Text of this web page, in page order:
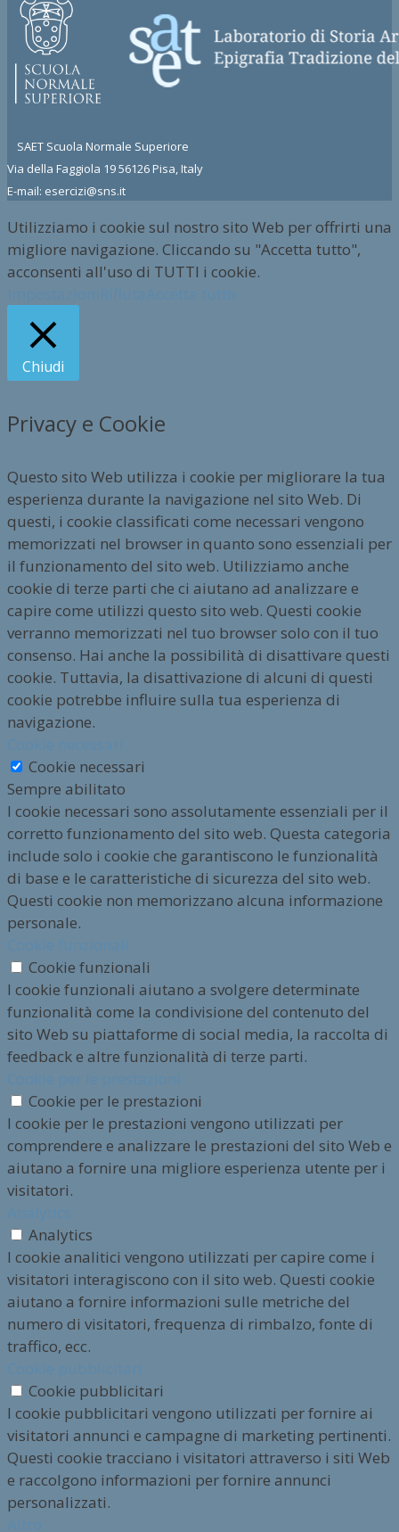
SAET Scuola Normale Superiore
Via della Faggiola 19 56126 Pisa, Italy
E-mail: esercizi@sns.it
Utilizziamo i cookie sul nostro sito Web per offrirti una
migliore navigazione. Cliccando su "Accetta tutto",
acconsenti all'uso di TUTTI i cookie.
Chiudi
Privacy e Cookie
Questo sito Web utilizza i cookie per migliorare la tua
esperienza durante la navigazione nel sito Web. Di
questi, i cookie classificati come necessari vengono
memorizzati nel browser in quanto sono essenziali per
il funzionamento del sito web. Utilizziamo anche
cookie di terze parti che ci aiutano ad analizzare e
capire come utilizzi questo sito web. Questi cookie
verranno memorizzati nel tuo browser solo con il tuo
consenso. Hai anche la possibilità di disattivare questi
cookie. Tuttavia, la disattivazione di alcuni di questi
cookie potrebbe influire sulla tua esperienza di
navigazione.
Cookie necessari
Sempre abilitato
I cookie necessari sono assolutamente essenziali per il
corretto funzionamento del sito web. Questa categoria
include solo i cookie che garantiscono le funzionalità
di base e le caratteristiche di sicurezza del sito web.
Questi cookie non memorizzano alcuna informazione
personale.
Cookie funzionali
I cookie funzionali aiutano a svolgere determinate
funzionalità come la condivisione del contenuto del
sito Web su piattaforme di social media, la raccolta di
feedback e altre funzionalità di terze parti.
Cookie per le prestazioni
I cookie per le prestazioni vengono utilizzati per
comprendere e analizzare le prestazioni del sito Web e
aiutano a fornire una migliore esperienza utente per i
visitatori.
Analytics
I cookie analitici vengono utilizzati per capire come i
visitatori interagiscono con il sito web. Questi cookie
aiutano a fornire informazioni sulle metriche del
numero di visitatori, frequenza di rimbalzo, fonte di
traffico, ecc.
Cookie pubblicitari
I cookie pubblicitari vengono utilizzati per fornire ai
visitatori annunci e campagne di marketing pertinenti.
Questi cookie tracciano i visitatori attraverso i siti Web
e raccolgono informazioni per fornire annunci
personalizzati.